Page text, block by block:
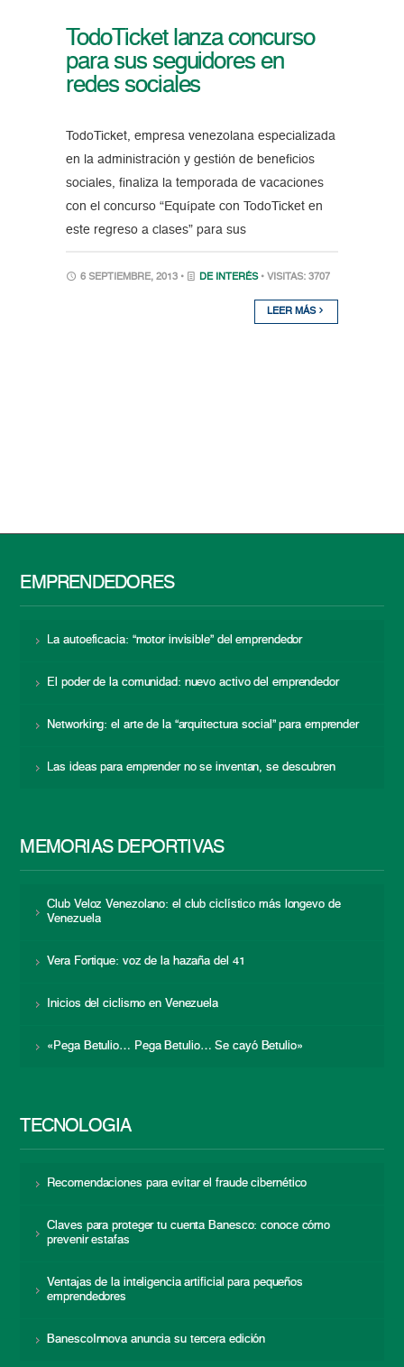
TodoTicket lanza concurso
para sus seguidores en
redes sociales
TodoTicket, empresa venezolana especializada
en la administración y gestión de beneficios
sociales, finaliza la temporada de vacaciones
con el concurso “Equípate con TodoTicket en
este regreso a clases” para sus
6 SEPTIEMBRE, 2013 • DE INTERÉS • VISITAS: 3707
LEER MÁS
EMPRENDEDORES
La autoeficacia: “motor invisible” del emprendedor
El poder de la comunidad: nuevo activo del emprendedor
Networking: el arte de la “arquitectura social” para emprender
Las ideas para emprender no se inventan, se descubren
MEMORIAS DEPORTIVAS
Club Veloz Venezolano: el club ciclístico más longevo de
Venezuela
Vera Fortique: voz de la hazaña del 41
Inicios del ciclismo en Venezuela
«Pega Betulio… Pega Betulio… Se cayó Betulio»
TECNOLOGÍA
Recomendaciones para evitar el fraude cibernético
Claves para proteger tu cuenta Banesco: conoce cómo
prevenir estafas
Ventajas de la inteligencia artificial para pequeños
emprendedores
BanescoInnova anuncia su tercera edición